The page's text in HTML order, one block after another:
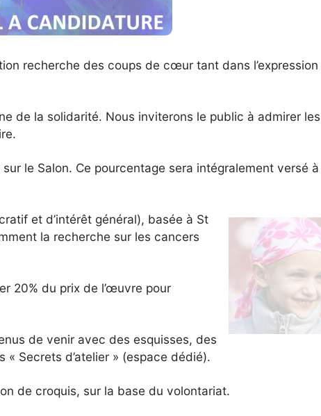
recherche des coups de cœur tant dans l’expression
de la solidarité. Nous inviterons le public à admirer
le Salon. Ce pourcentage sera intégralement versé à
et d’intérêt général), basée à St
la recherche sur les cancers
20% du prix de l’œuvre pour
de venir avec des esquisses, des
Secrets d’atelier » (espace dédié).
de croquis, sur la base du volontariat.